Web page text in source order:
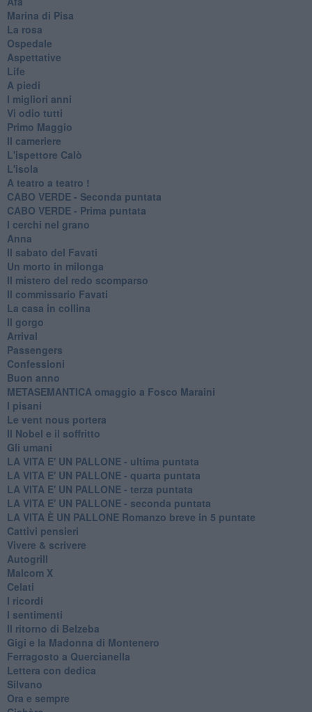
Marina di Pisa
La rosa
Ospedale
Aspettative
Life
A piedi
I migliori anni
Vi odio tutti
Primo Maggio
Il cameriere
L'ispettore Calò
L'isola
A teatro a teatro !
CABO VERDE - Seconda puntata
CABO VERDE - Prima puntata
I cerchi nel grano
Anna
Il sabato del Favati
Un morto in milonga
Il mistero del redo scomparso
Il commissario Favati
La casa in collina
Il gorgo
Arrival
Passengers
Confessioni
Buon anno
METASEMANTICA omaggio a Fosco Maraini
I pisani
Le vent nous portera
Il Nobel e il soffritto
Gli umani
LA VITA E' UN PALLONE - ultima puntata
LA VITA E' UN PALLONE - quarta puntata
LA VITA E' UN PALLONE - terza puntata
LA VITA E' UN PALLONE - seconda puntata
LA VITA È UN PALLONE Romanzo breve in 5 puntate
Cattivi pensieri
Vivere & scrivere
Autogrill
Malcom X
Celati
I ricordi
I sentimenti
Il ritorno di Belzeba
Gigi e la Madonna di Montenero
Ferragosto a Quercianella
Lettera con dedica
Silvano
Ora e sempre